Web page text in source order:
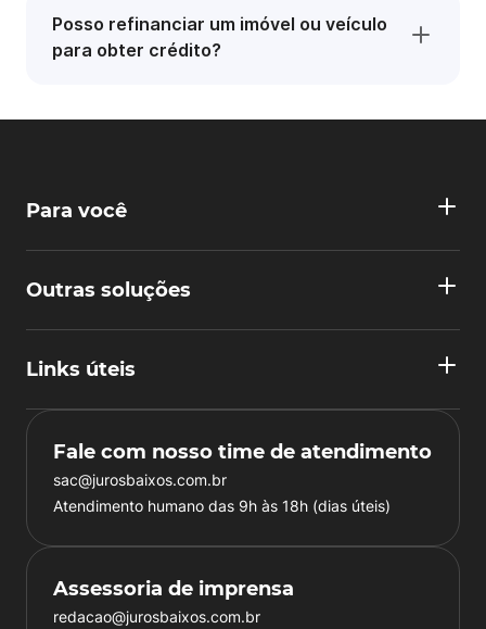
Posso refinanciar um imóvel ou veículo
para obter crédito?
Para você
Outras soluções
Links úteis
Fale com nosso time de atendimento
sac@jurosbaixos.com.br
Atendimento humano das 9h às 18h (dias úteis)
Assessoria de imprensa
redacao@jurosbaixos.com.br